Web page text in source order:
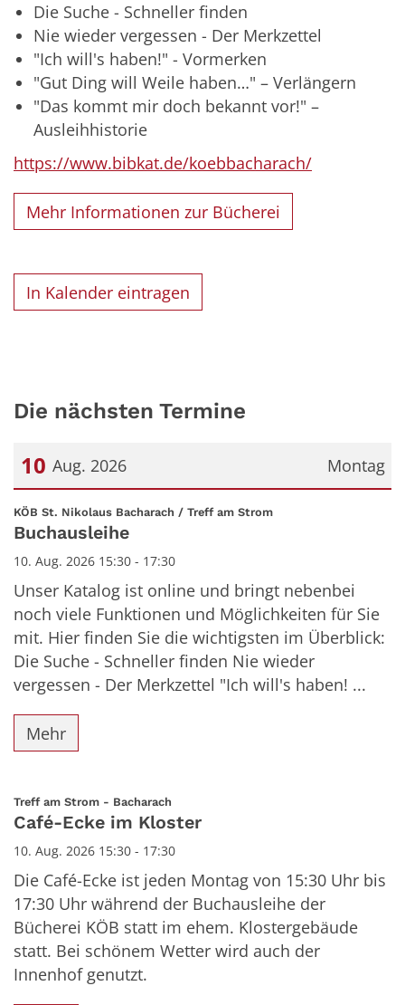
Die Suche - Schneller finden
Nie wieder vergessen - Der Merkzettel
"Ich will's haben!" - Vormerken
"Gut Ding will Weile haben…" – Verlängern
"Das kommt mir doch bekannt vor!" –
Ausleihhistorie
https://www.bibkat.de/koebbacharach/
Mehr Informationen zur Bücherei
In Kalender eintragen
Die nächsten Termine
Montag
10 Aug. 2026
Datum: 10. August 2026
KÖB St. Nikolaus Bacharach / Treff am Strom:
Buchausleihe
10. Aug. 2026 15:30 - 17:30
Unser Katalog ist online und bringt nebenbei
noch viele Funktionen und Möglichkeiten für Sie
mit. Hier finden Sie die wichtigsten im Überblick:
Die Suche - Schneller finden Nie wieder
vergessen - Der Merkzettel "Ich will's haben! ...
Mehr
Treff am Strom - Bacharach
Café-Ecke im Kloster
10. Aug. 2026 15:30 - 17:30
Die Café-Ecke ist jeden Montag von 15:30 Uhr bis
17:30 Uhr während der Buchausleihe der
Bücherei KÖB statt im ehem. Klostergebäude
statt. Bei schönem Wetter wird auch der
Innenhof genutzt.